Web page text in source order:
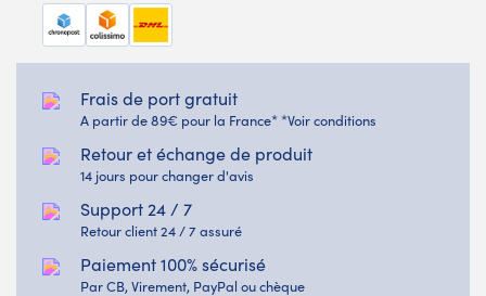
Frais de port gratuit
A partir de 89€ pour la France* *Voir conditions
Retour et échange de produit
14 jours pour changer d'avis
Support 24 / 7
Retour client 24 / 7 assuré
Paiement 100% sécurisé
Par CB, Virement, PayPal ou chèque